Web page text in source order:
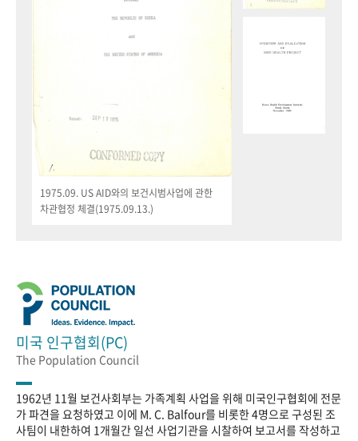
1975.09. US AID와의 보건시범사업에 관한
차관협정 체결(1975.09.13.)
미국 인구협회(PC)
The Population Council
1962년 11월 보건사회부는 가족계획 사업을 위해 미국인구협회에 전문
가 파견을 요청하였고 이에 M. C. Balfour를 비롯한 4명으로 구성된 조
사팀이 내한하여 1개월간 일선 사업기관을 시찰하여 보고서를 작성하고